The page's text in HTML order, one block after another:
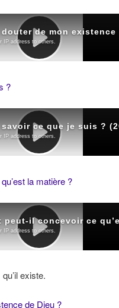
?
la matière ?
existe.
de Dieu ?